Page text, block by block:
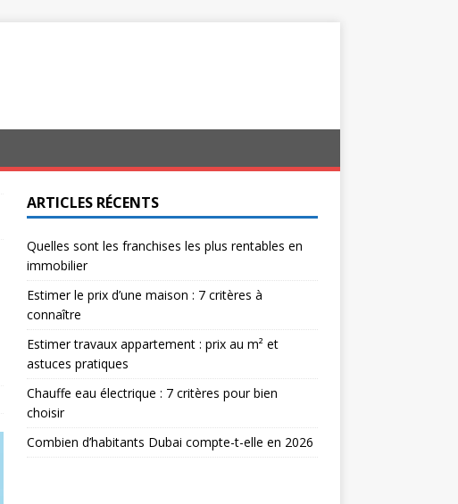
ARTICLES RÉCENTS
Quelles sont les franchises les plus rentables en
immobilier
Estimer le prix d’une maison : 7 critères à
connaître
Estimer travaux appartement : prix au m² et
astuces pratiques
Chauffe eau électrique : 7 critères pour bien
choisir
Combien d’habitants Dubai compte-t-elle en 2026